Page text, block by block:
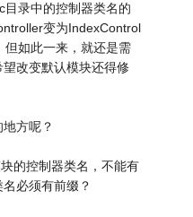
录中的控制器类名的
变为IndexControl
但如此一来，就还是需
改变默认模块还得修
方呢？
的控制器类名，不能有
必须有前缀？